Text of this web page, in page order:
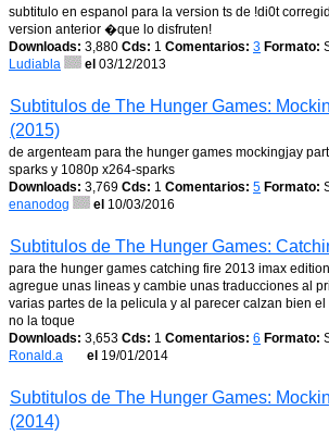
subtitulo en espanol para la version ts de !di0t
version anterior �que lo disfruten!
Downloads: 3,880 Cds: 1 Comentarios: 3 Formato:
Ludiabla
el 03/12/2013
Subtitulos de The Hunger Games:
(2015)
de argenteam para the hunger games mockingjay
sparks y 1080p x264-sparks
Downloads: 3,769 Cds: 1 Comentarios: 5 Formato:
enanodog
el 10/03/2016
Subtitulos de The Hunger Games:
para the hunger games catching fire 2013 imax
agregue unas lineas y cambie unas traducciones al
varias partes de la pelicula y al parecer calzan bien
no la toque
Downloads: 3,653 Cds: 1 Comentarios: 6 Formato:
Ronald.a
el 19/01/2014
Subtitulos de The Hunger Games:
(2014)